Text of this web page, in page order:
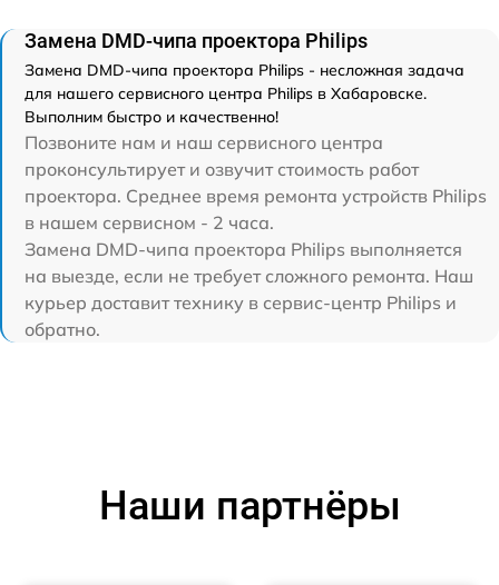
Замена DMD-чипа проектора Philips
Замена DMD-чипа проектора Philips - несложная задача
для нашего сервисного центра Philips в Хабаровске.
Выполним быстро и качественно!
Позвоните нам и наш сервисного центра
проконсультирует и озвучит стоимость работ
проектора. Среднее время ремонта устройств Philips
в нашем сервисном - 2 часа.
Замена DMD-чипа проектора Philips выполняется
на выезде, если не требует сложного ремонта. Наш
курьер доставит технику в сервис-центр Philips и
обратно.
Наши партнёры